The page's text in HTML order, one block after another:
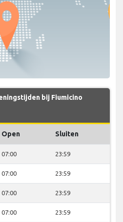
bij Fiumicino
Open Sluiten
07:00 23:59
07:00 23:59
07:00 23:59
07:00 23:59